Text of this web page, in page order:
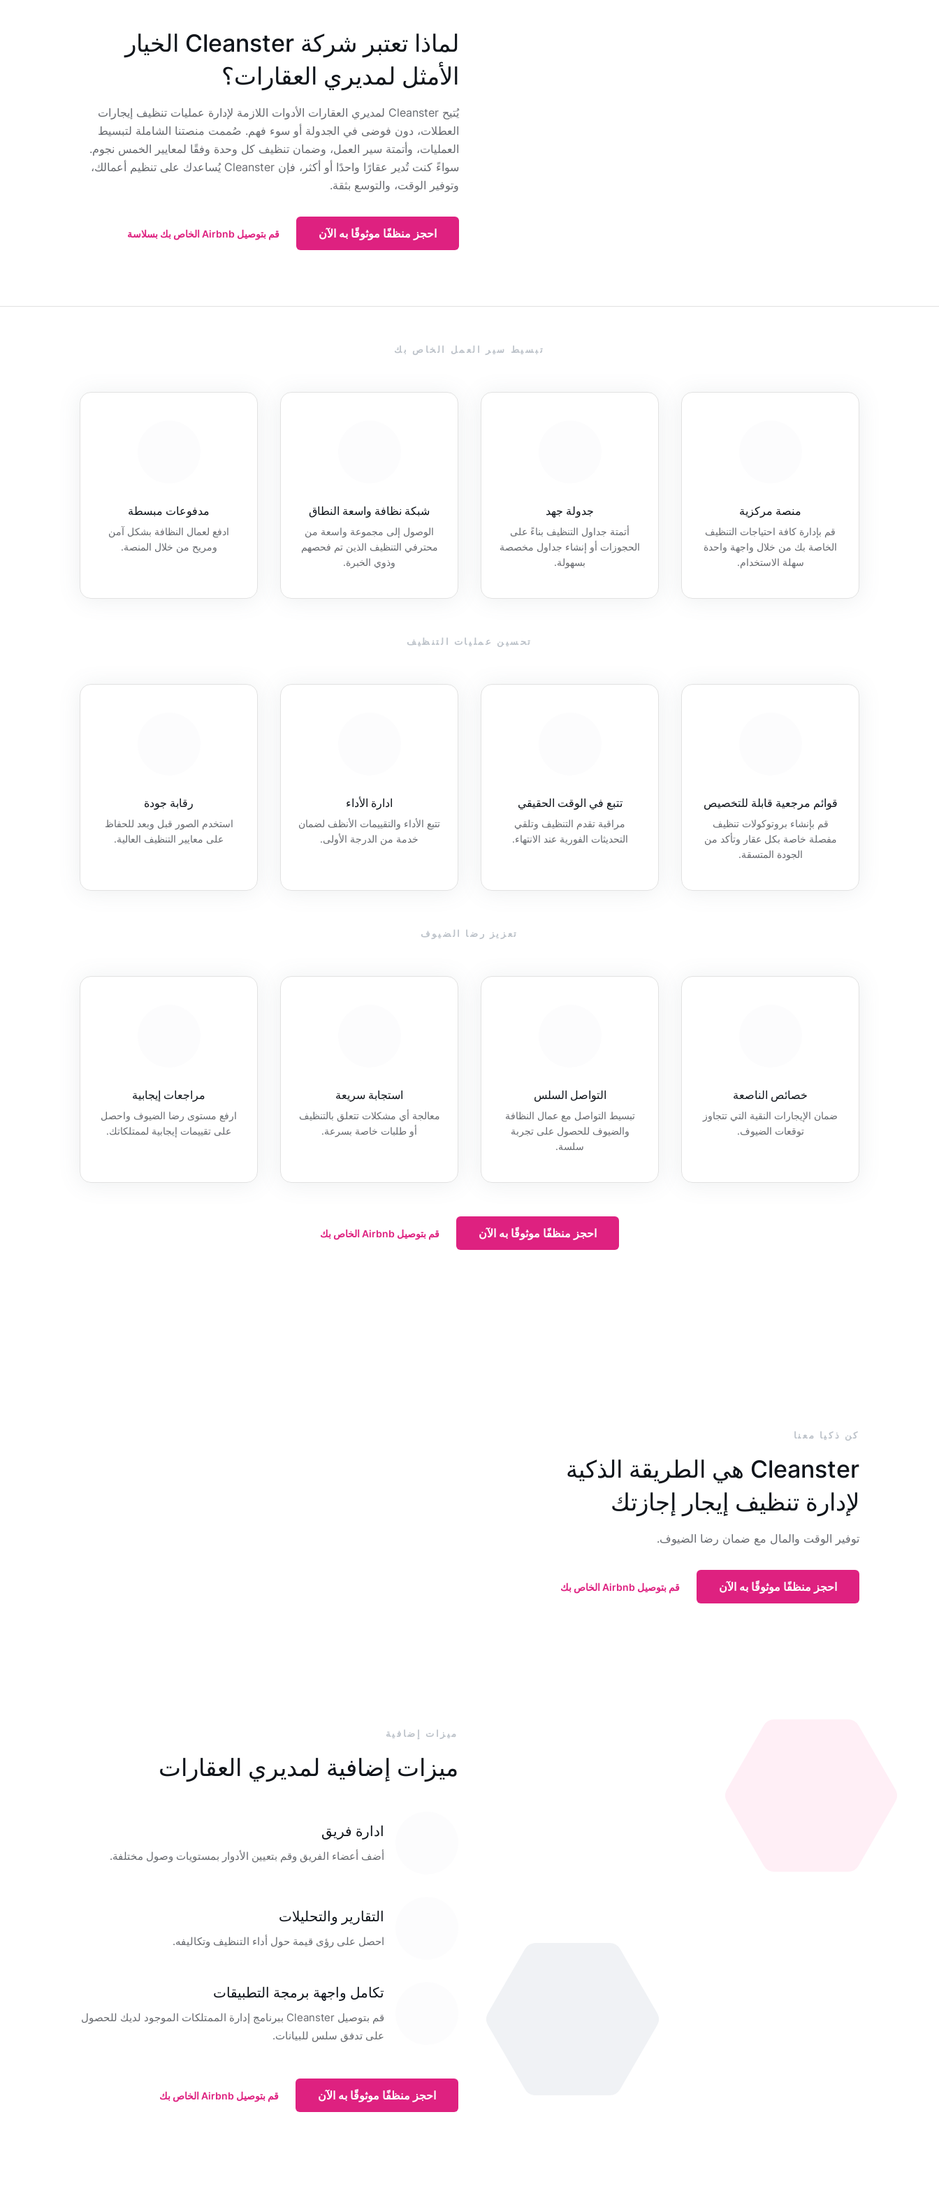
لماذا تعتبر شركة Cleanster الخيار
الأمثل لمديري العقارات؟
يُتيح Cleanster لمديري العقارات الأدوات اللازمة لإدارة عمليات تنظيف إيجارات
العطلات، دون فوضى في الجدولة أو سوء فهم. صُممت منصتنا الشاملة لتبسيط
العمليات، وأتمتة سير العمل، وضمان تنظيف كل وحدة وفقًا لمعايير الخمس نجوم.
سواءً كنت تُدير عقارًا واحدًا أو أكثر، فإن Cleanster يُساعدك على تنظيم أعمالك،
وتوفير الوقت، والتوسع بثقة.
احجز منظفًا موثوقًا به الآن قم بتوصيل Airbnb الخاص بك بسلاسة
تبسيط سير العمل الخاص بك
منصة مركزية
قم بإدارة كافة احتياجات التنظيف
الخاصة بك من خلال واجهة واحدة
سهلة الاستخدام.
جدولة جهد
أتمتة جداول التنظيف بناءً على
الحجوزات أو إنشاء جداول مخصصة
بسهولة.
شبكة نظافة واسعة النطاق
الوصول إلى مجموعة واسعة من
محترفي التنظيف الذين تم فحصهم
وذوي الخبرة.
مدفوعات مبسطة
ادفع لعمال النظافة بشكل آمن
ومريح من خلال المنصة.
تحسين عمليات التنظيف
قوائم مرجعية قابلة للتخصيص
قم بإنشاء بروتوكولات تنظيف
مفصلة خاصة بكل عقار وتأكد من
الجودة المتسقة.
تتبع في الوقت الحقيقي
مراقبة تقدم التنظيف وتلقي
التحديثات الفورية عند الانتهاء.
ادارة الأداء
تتبع الأداء والتقييمات الأنظف لضمان
خدمة من الدرجة الأولى.
رقابة جودة
استخدم الصور قبل وبعد للحفاظ
على معايير التنظيف العالية.
تعزيز رضا الضيوف
خصائص الناصعة
ضمان الإيجارات النقية التي تتجاوز
توقعات الضيوف.
التواصل السلس
تبسيط التواصل مع عمال النظافة
والضيوف للحصول على تجربة
سلسة.
استجابة سريعة
معالجة أي مشكلات تتعلق بالتنظيف
أو طلبات خاصة بسرعة.
مراجعات إيجابية
ارفع مستوى رضا الضيوف واحصل
على تقييمات إيجابية لممتلكاتك.
احجز منظفًا موثوقًا به الآن قم بتوصيل Airbnb الخاص بك
كن ذكيا معنا
Cleanster هي الطريقة الذكية
لإدارة تنظيف إيجار إجازتك
توفير الوقت والمال مع ضمان رضا الضيوف.
احجز منظفًا موثوقًا به الآن قم بتوصيل Airbnb الخاص بك
ميزات إضافية
ميزات إضافية لمديري العقارات
ادارة فريق
أضف أعضاء الفريق وقم بتعيين الأدوار بمستويات وصول مختلفة.
التقارير والتحليلات
احصل على رؤى قيمة حول أداء التنظيف وتكاليفه.
تكامل واجهة برمجة التطبيقات
قم بتوصيل Cleanster ببرنامج إدارة الممتلكات الموجود لديك للحصول
على تدفق سلس للبيانات.
احجز منظفًا موثوقًا به الآن قم بتوصيل Airbnb الخاص بك